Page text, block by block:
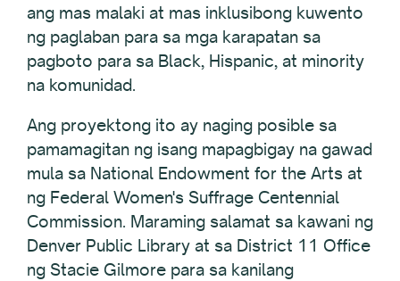
ang mas malaki at mas inklusibong kuwento
ng paglaban para sa mga karapatan sa
pagboto para sa Black, Hispanic, at minority
na komunidad.
Ang proyektong ito ay naging posible sa
pamamagitan ng isang mapagbigay na gawad
mula sa National Endowment for the Arts at
ng Federal Women's Suffrage Centennial
Commission. Maraming salamat sa kawani ng
Denver Public Library at sa District 11 Office
ng Stacie Gilmore para sa kanilang